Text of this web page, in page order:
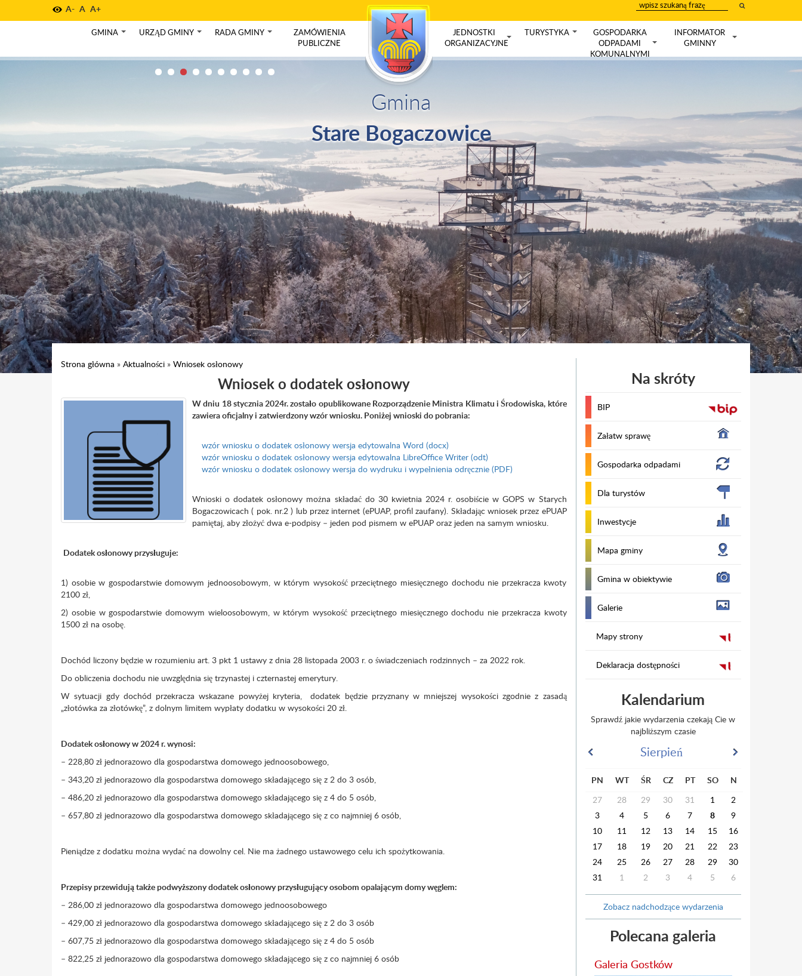
A- A A+
wpisz
szukany
tekst
GMINA URZĄD GMINY RADA GMINY
ZAMÓWIENIA
PUBLICZNE
JEDNOSTKI
ORGANIZACYJNE
TURYSTYKA
GOSPODARKA
ODPADAMI
KOMUNALNYMI
INFORMATOR
GMINNY
Gmina
Stare Bogaczowice
Strona główna » Aktualności » Wniosek osłonowy
Wniosek o dodatek osłonowy
W dniu 18 stycznia 2024r. zostało opublikowane Rozporządzenie Ministra Klimatu i Środowiska, które
zawiera oficjalny i zatwierdzony wzór wniosku. Poniżej wnioski do pobrania:
wzór wniosku o dodatek osłonowy wersja edytowalna Word (docx)
wzór wniosku o dodatek osłonowy wersja edytowalna LibreOffice Writer (odt)
wzór wniosku o dodatek osłonowy wersja do wydruku i wypełnienia odręcznie (PDF)
Wnioski o dodatek osłonowy można składać do 30 kwietnia 2024 r. osobiście w GOPS w Starych
Bogaczowicach ( pok. nr.2 ) lub przez internet (ePUAP, profil zaufany). Składając wniosek przez ePUAP
pamiętaj, aby złożyć dwa e-podpisy – jeden pod pismem w ePUAP oraz jeden na samym wniosku.
Dodatek osłonowy przysługuje:
1) osobie w gospodarstwie domowym jednoosobowym, w którym wysokość przeciętnego miesięcznego dochodu nie przekracza kwoty
2100 zł,
2) osobie w gospodarstwie domowym wieloosobowym, w którym wysokość przeciętnego miesięcznego dochodu nie przekracza kwoty
1500 zł na osobę.
Dochód liczony będzie w rozumieniu art. 3 pkt 1 ustawy z dnia 28 listopada 2003 r. o świadczeniach rodzinnych – za 2022 rok.
Do obliczenia dochodu nie uwzględnia się trzynastej i czternastej emerytury.
W sytuacji gdy dochód przekracza wskazane powyżej kryteria, dodatek będzie przyznany w mniejszej wysokości zgodnie z zasadą
„złotówka za złotówkę”, z dolnym limitem wypłaty dodatku w wysokości 20 zł.
Dodatek osłonowy w 2024 r. wynosi:
– 228,80 zł jednorazowo dla gospodarstwa domowego jednoosobowego,
– 343,20 zł jednorazowo dla gospodarstwa domowego składającego się z 2 do 3 osób,
– 486,20 zł jednorazowo dla gospodarstwa domowego składającego się z 4 do 5 osób,
– 657,80 zł jednorazowo dla gospodarstwa domowego składającego się z co najmniej 6 osób,
Pieniądze z dodatku można wydać na dowolny cel. Nie ma żadnego ustawowego celu ich spożytkowania.
Przepisy przewidują także podwyższony dodatek osłonowy przysługujący osobom opalającym domy węglem:
– 286,00 zł jednorazowo dla gospodarstwa domowego jednoosobowego
– 429,00 zł jednorazowo dla gospodarstwa domowego składającego się z 2 do 3 osób
– 607,75 zł jednorazowo dla gospodarstwa domowego składającego się z 4 do 5 osób
– 822,25 zł jednorazowo dla gospodarstwa domowego składającego się z co najmniej 6 osób
Na skróty
BIP
Załatw sprawę
Gospodarka odpadami
Dla turystów
Inwestycje
Mapa gminy
Gmina w obiektywie
Galerie
Mapy strony
Deklaracja dostępności
Kalendarium
Sprawdź jakie wydarzenia czekają Cie w
najbliższym czasie
Sierpień
PN WT ŚR CZ PT SO
N
27
28 29 30 31 1
2
3
4 5 6 7 8
9
10
11 12 13 14 15
16
17
18 19 20 21 22
23
24
25 26 27 28 29
30
31
1 2 3 4 5 6
Zobacz nadchodzące wydarzenia
Polecana galeria
Galeria Gostków